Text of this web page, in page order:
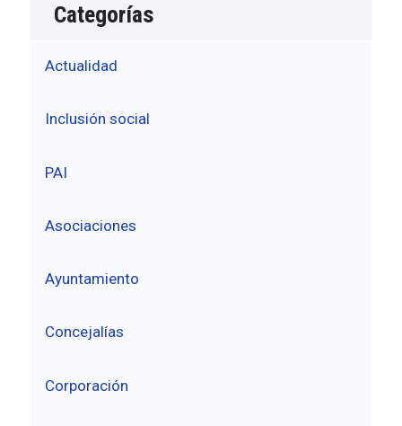
Categorías
Actualidad
Inclusión social
PAI
Asociaciones
Ayuntamiento
Concejalías
Corporación